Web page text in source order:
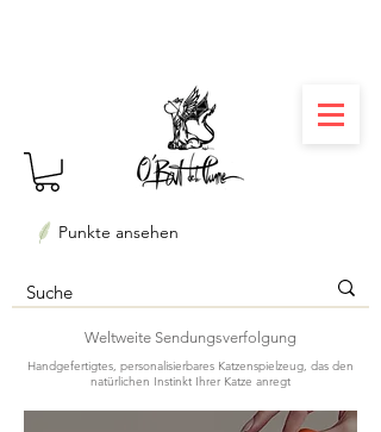
Weltweite Sendungsverfolgung
Punkte ansehen
Handgefertigtes, personalisierbares Katzenspielzeug, das den
natürlichen Instinkt Ihrer Katze anregt